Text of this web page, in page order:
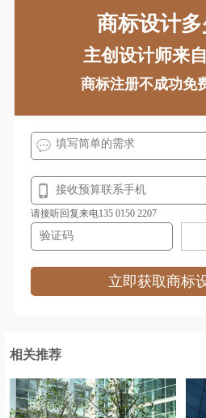
商标设计多
主创设计师来
商标注册不成功免
请接听回复来电135 0150 2207
立即获取商标
相关推荐